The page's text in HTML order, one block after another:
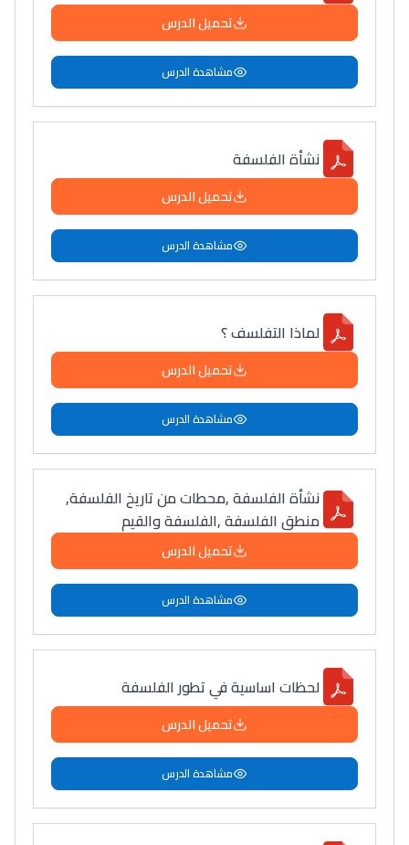
تحميل الدرس
مشاهدة الدرس
نشأة الفلسفة
تحميل الدرس
مشاهدة الدرس
لماذا التفلسف ؟
تحميل الدرس
مشاهدة الدرس
نشأة الفلسفة ,محطات من تاريخ الفلسفة,
منطق الفلسفة ,الفلسفة والقيم
تحميل الدرس
مشاهدة الدرس
لحظات اساسية في تطور الفلسفة
تحميل الدرس
مشاهدة الدرس